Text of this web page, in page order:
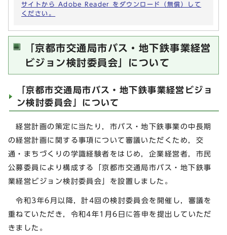
サイトから Adobe Reader をダウンロード（無償）して
ください。
「京都市交通局市バス・地下鉄事業経営
ビジョン検討委員会」について
「京都市交通局市バス・地下鉄事業経営ビジョ
ン検討委員会」について
経営計画の策定に当たり，市バス・地下鉄事業の中長期
の経営計画に関する事項について審議いただくため，交
通・まちづくりの学識経験者をはじめ，企業経営者，市民
公募委員により構成する「京都市交通局市バス・地下鉄事
業経営ビジョン検討委員会」を設置しました。
令和3年6月以降，計4回の検討委員会を開催し，審議を
重ねていただき，令和4年1月6日に答申を提出していただ
きました。